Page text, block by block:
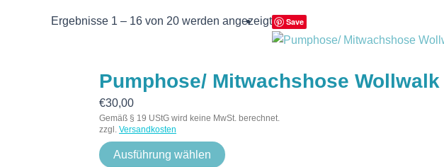
Ergebnisse 1 – 16 von 20 werden angezeigt Save
Pumphose/ Mitwachshose
€30,00
Gemäß § 19 UStG wird keine MwSt. berechnet.
zzgl. Versandkosten
Ausführung wählen